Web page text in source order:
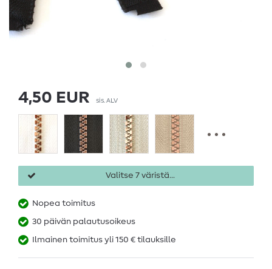
4,50 EUR sis. ALV
Valitse 7 väristä...
Nopea toimitus
30 päivän palautusoikeus
Ilmainen toimitus yli 150 € tilauksille